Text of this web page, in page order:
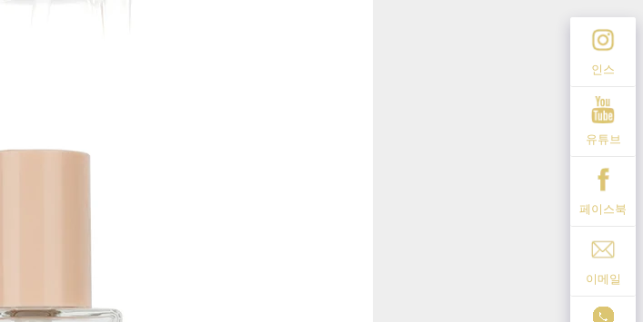
인스
유튜브
페이스북
이메일